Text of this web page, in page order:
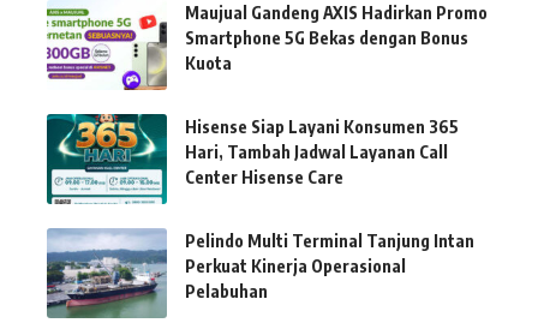
Maujual Gandeng AXIS Hadirkan Promo
Smartphone 5G Bekas dengan Bonus
Kuota
Hisense Siap Layani Konsumen 365
Hari, Tambah Jadwal Layanan Call
Center Hisense Care
Pelindo Multi Terminal Tanjung Intan
Perkuat Kinerja Operasional
Pelabuhan